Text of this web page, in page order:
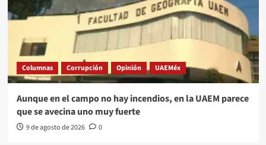
Columnas Corrupción Opinión UAEMéx
Aunque en el campo no hay incendios, en la UAEM parece
que se avecina uno muy fuerte
9 de agosto de 2026 0